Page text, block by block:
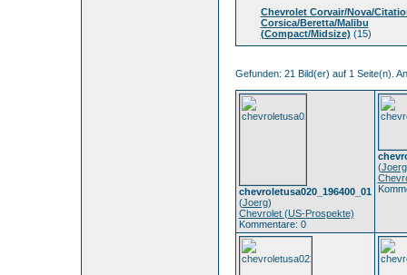
Chevrolet Corvair/Nova/
Corsica/Beretta/Malibu
(Compact/Midsize) (15)
Gefunden: 21 Bild(er) auf 1 Seite(n).
chevroletusa020_196400_01
(Joerg)
Chevrolet (US-Prospekte)
Kommentare: 0
(Joerg